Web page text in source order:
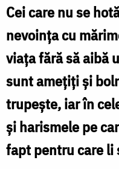
cu
discernământ
și
cu
de
suflet
/
Cei care nu se
nevoința cu
viața fără să aibă
sunt amețiți și
trupește, iar în
și harismele pe
fapt pentru care li